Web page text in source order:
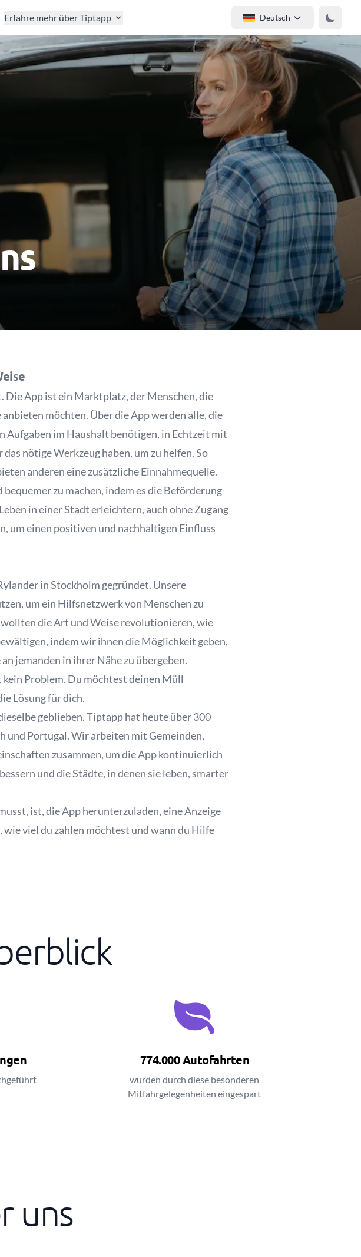
Deutsch
Erfahre mehr über Tiptapp
Die App ist ein Marktplatz, der Menschen, die
möchten. Über die App werden alle, die
Aufgaben im Haushalt benötigen, in Echtzeit mit
nötige Werkzeug haben, um zu helfen. So
anderen eine zusätzliche Einnahmequelle.
zu machen, indem es die Beförderung
in einer Stadt erleichtern, auch ohne Zugang
um einen positiven und nachhaltigen Einfluss
in Stockholm gegründet. Unsere
um ein Hilfsnetzwerk von Menschen zu
die Art und Weise revolutionieren, wie
indem wir ihnen die Möglichkeit geben,
jemanden in ihrer Nähe zu übergeben.
Problem. Du möchtest deinen Müll
Lösung für dich.
geblieben. Tiptapp hat heute über 300
und Portugal. Wir arbeiten mit Gemeinden,
zusammen, um die App kontinuierlich
und die Städte, in denen sie leben, smarter
ist, die App herunterzuladen, eine Anzeige
viel du zahlen möchtest und wann du Hilfe
774.000 Autofahrten
wurden durch diese besonderen
Mitfahrgelegenheiten eingespart
uns